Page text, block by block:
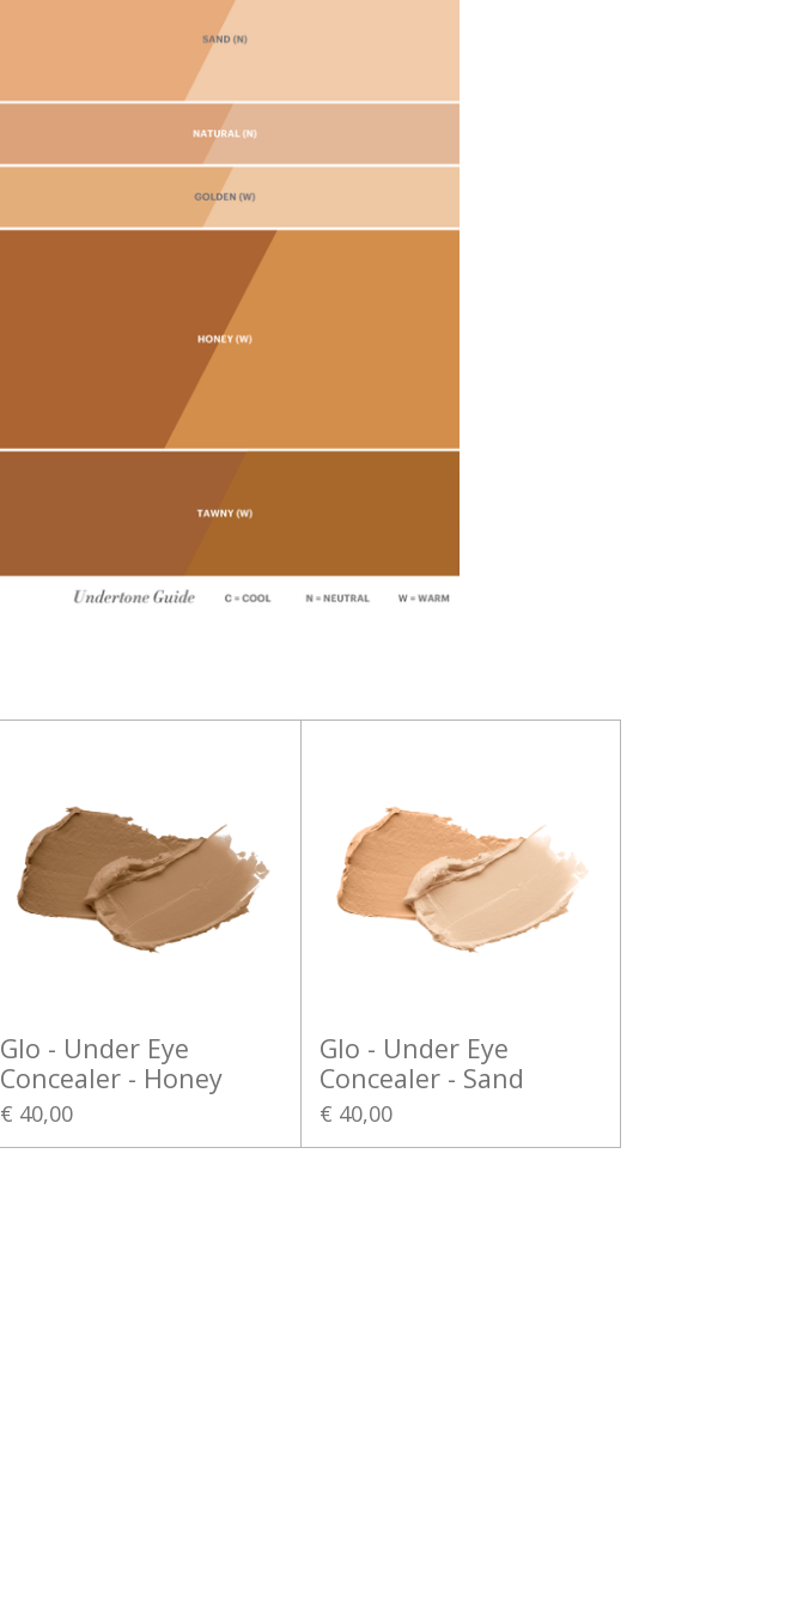
Glo - Under Eye
Concealer - Honey
€ 40,00
Glo - Under Eye
Concealer - Sand
€ 40,00